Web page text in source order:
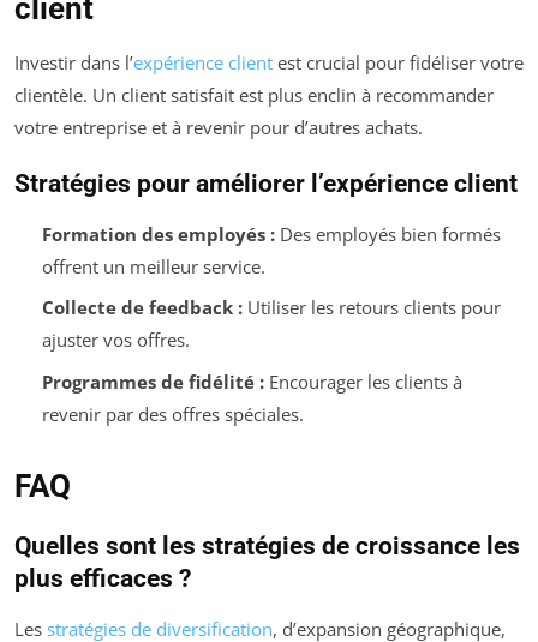
client
Investir dans l’expérience client est crucial pour fidéliser votre
clientèle. Un client satisfait est plus enclin à recommander
votre entreprise et à revenir pour d’autres achats.
Stratégies pour améliorer l’expérience client
Formation des employés :Des employés bien formés
offrent un meilleur service.
Collecte de feedback :Utiliser les retours clients pour
ajuster vos offres.
Programmes de fidélité :Encourager les clients à
revenir par des offres spéciales.
FAQ
Quelles sont les stratégies de croissance les
plus efficaces ?
Les stratégies de diversification, d’expansion géographique,